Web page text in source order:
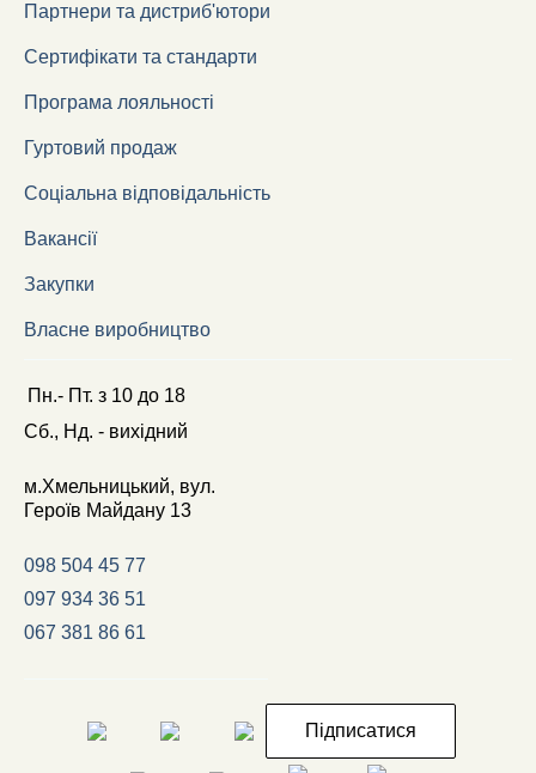
Партнери та дистриб'ютори
Сертифікати та стандарти
Програма лояльності
Гуртовий продаж
Соціальна відповідальність
Вакансії
Закупки
Власне виробництво
Пн.- Пт. з10 до18
Сб., Нд. - вихідний
м.Хмельницький, вул.
Героїв Майдану 13
098 504 45 77
097 934 36 51
067 381 86 61
Підписатися